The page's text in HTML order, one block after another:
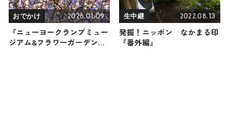
おでかけ 2026.01.09
『ニューヨークランプミュー
ジアム&フラワーガーデン』
生中継 2022.08.13
発掘！ニッポン なかまる印
『番外編』